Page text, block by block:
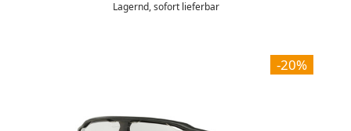
Lagernd, sofort lieferbar
-20%